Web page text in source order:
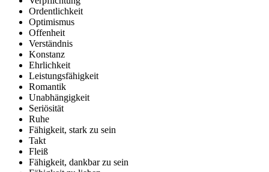
Ordentlichkeit
Optimismus
Offenheit
Verständnis
Konstanz
Ehrlichkeit
Leistungsfähigkeit
Romantik
Unabhängigkeit
Seriösität
Ruhe
Fähigkeit, stark zu sein
Takt
Fleiß
Fähigkeit, dankbar zu sein